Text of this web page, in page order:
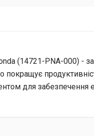
(14721-PNA-000) -
для забезпечення